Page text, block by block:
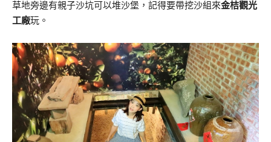
草地旁邊有親子沙坑可以堆沙堡，記得要帶挖沙組來金桔觀光
工廠玩。